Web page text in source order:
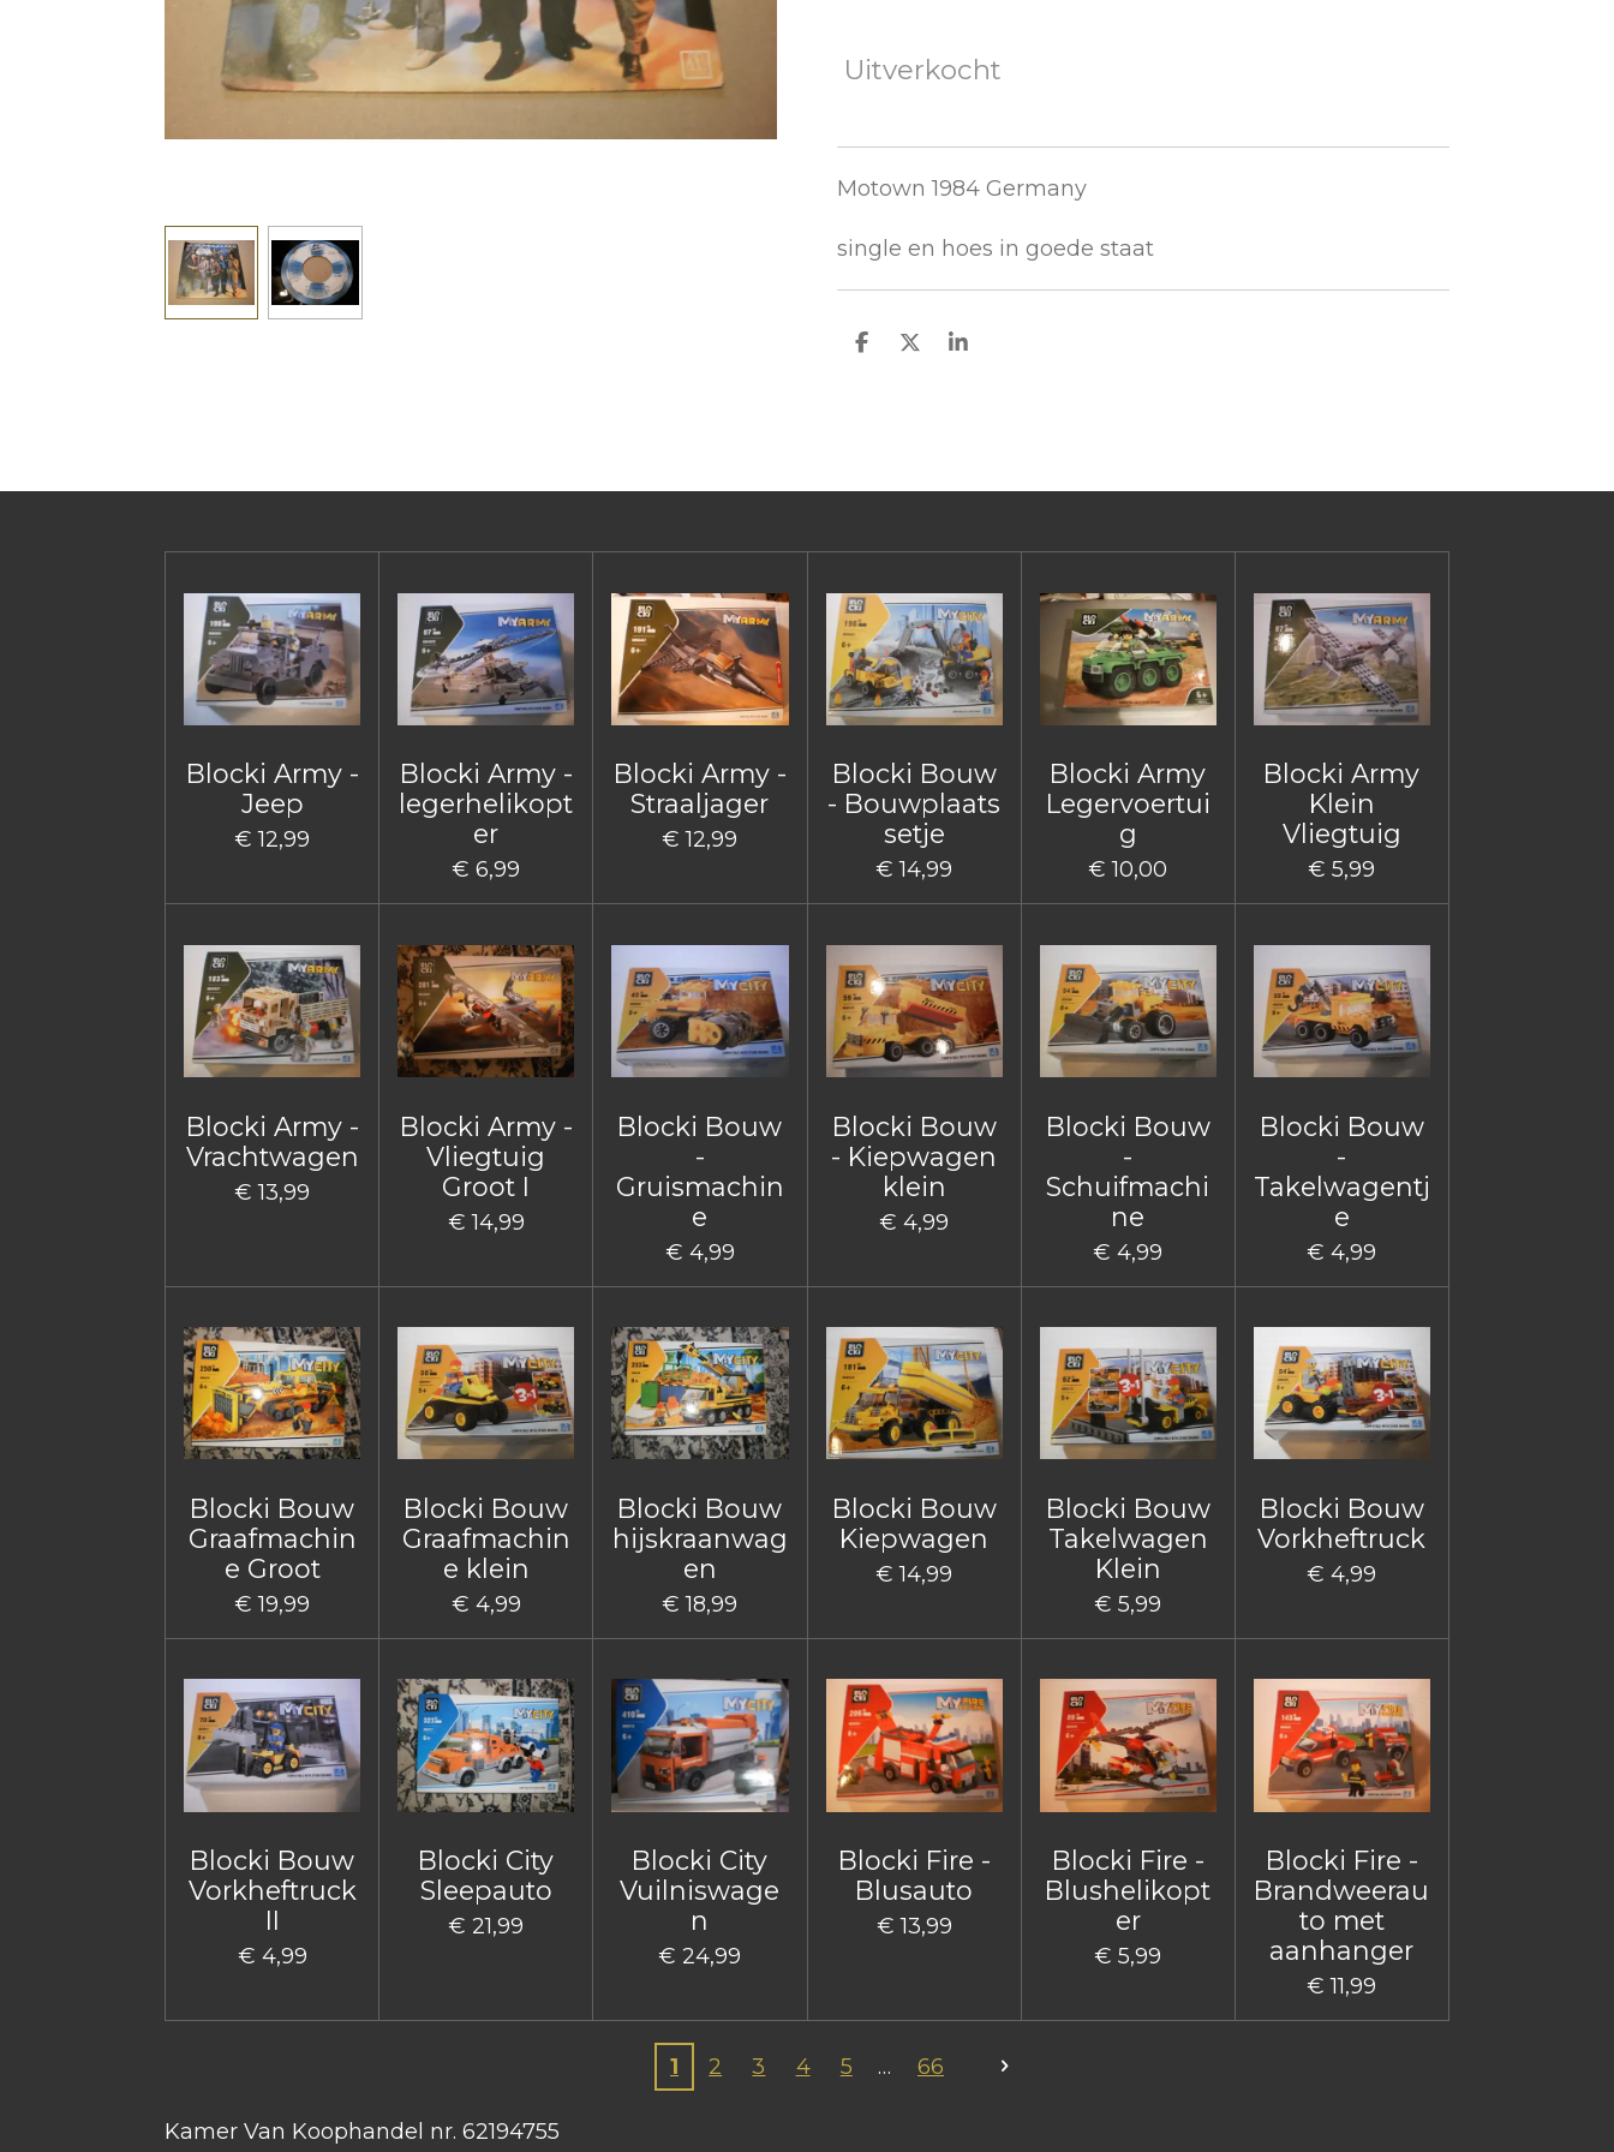
Uitverkocht
Motown 1984 Germany
single en hoes in goede staat
D
D
S
Blocki Army -
Jeep
€ 12,99
Blocki Army -
legerhelikopt
er
€ 6,99
Blocki Army -
Straaljager
€ 12,99
Blocki Bouw
- Bouwplaats
setje
€ 14,99
Blocki Army
Legervoertui
g
€ 10,00
Blocki Army
Klein
Vliegtuig
€ 5,99
Blocki Army -
Vrachtwagen
€ 13,99
Blocki Army -
Vliegtuig
Groot I
€ 14,99
Blocki Bouw
-
Gruismachin
e
€ 4,99
Blocki Bouw
- Kiepwagen
klein
€ 4,99
Blocki Bouw
-
Schuifmachi
ne
€ 4,99
Blocki Bouw
-
Takelwagentj
e
€ 4,99
Blocki Bouw
Graafmachin
e Groot
€ 19,99
Blocki Bouw
Graafmachin
e klein
€ 4,99
Blocki Bouw
hijskraanwag
en
€ 18,99
Blocki Bouw
Kiepwagen
€ 14,99
Blocki Bouw
Takelwagen
Klein
€ 5,99
Blocki Bouw
Vorkheftruck
€ 4,99
Blocki Bouw
Vorkheftruck
II
€ 4,99
Blocki City
Sleepauto
€ 21,99
Blocki City
Vuilniswage
n
€ 24,99
Blocki Fire -
Blusauto
€ 13,99
Blocki Fire -
Blushelikopt
er
€ 5,99
Blocki Fire -
Brandweerau
to met
aanhanger
€ 11,99
1 2 3 4 5 66
Kamer Van Koophandel nr. 62194755